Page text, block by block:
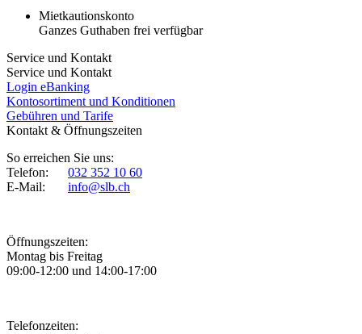
Mietkautionskonto
Ganzes Guthaben frei verfügbar
Service und Kontakt
Service und Kontakt
Login eBanking
Kontosortiment und Konditionen
Gebühren und Tarife
Kontakt & Öffnungszeiten
So erreichen Sie uns:
Telefon: 032 352 10 60
E-Mail: info@slb.ch
Öffnungszeiten:
Montag bis Freitag
09:00-12:00 und 14:00-17:00
Telefonzeiten: